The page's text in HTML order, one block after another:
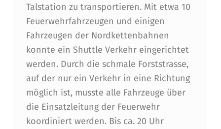
T
E
N
B
A
H
N
Talstation zu transportieren. Mit etwa 10
Feuerwehrfahrzeugen und einigen
Fahrzeugen der Nordkettenbahnen
konnte ein Shuttle Verkehr eingerichtet
werden. Durch die schmale Forststrasse,
auf der nur ein Verkehr in eine Richtung
möglich ist, musste alle Fahrzeuge über
die Einsatzleitung der Feuerwehr
koordiniert werden. Bis ca. 20 Uhr